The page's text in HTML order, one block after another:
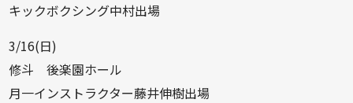
キックボクシング中村出場
3/16(日)
修斗 後楽園ホール
月一インストラクター藤井伸樹出場